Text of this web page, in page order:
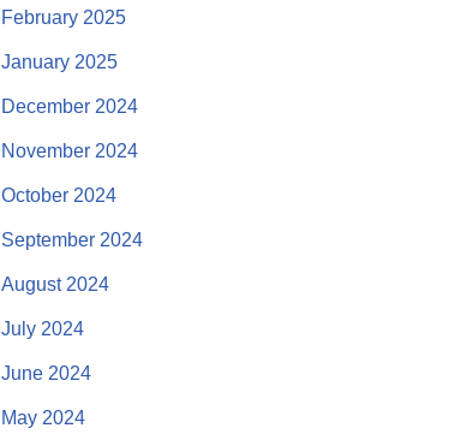
February 2025
January 2025
December 2024
November 2024
October 2024
September 2024
August 2024
July 2024
June 2024
May 2024